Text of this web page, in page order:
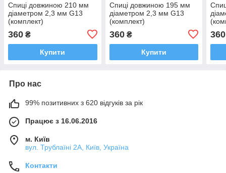
Спиці довжиною 210 мм
діаметром 2,3 мм G13
(комплект)
360 ₴
Купити
Спиці довжиною 195 мм
діаметром 2,3 мм G13
(комплект)
360₴
Купити
360
Про нас
99% позитивних з 620 відгуків за рік
Працює з 16.06.2016
м. Київ
вул. Трублаїні 2А, Київ, Україна
Контакти